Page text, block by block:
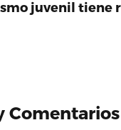
juvenil tiene
Comentarios